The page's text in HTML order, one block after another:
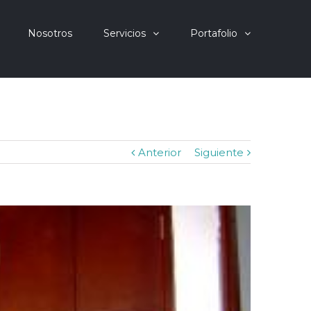
Nosotros Servicios Portafolio
Anterior Siguiente